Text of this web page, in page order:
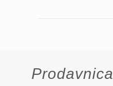
Prodavnica